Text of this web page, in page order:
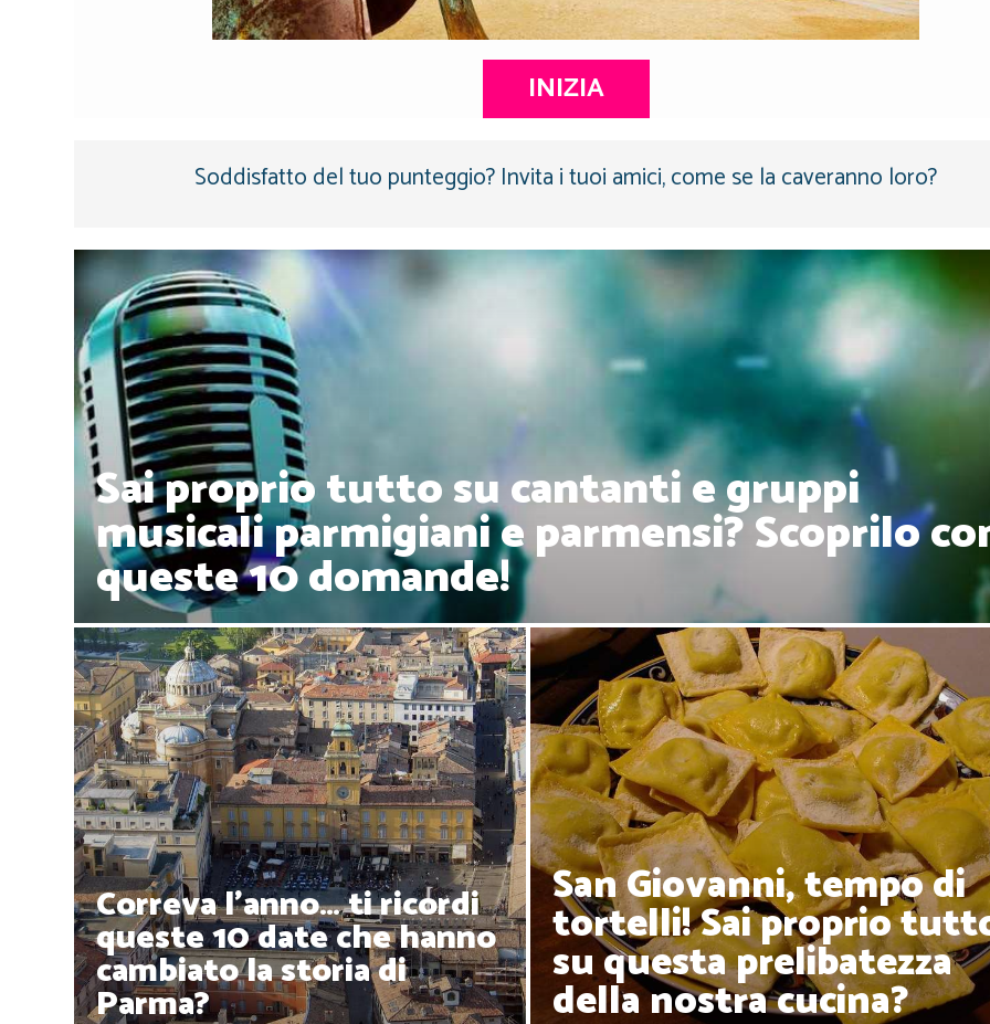
INIZIA
Soddisfatto del tuo punteggio? Invita i tuoi amici, come se la caveranno loro?
Sai proprio tutto su cantanti e gruppi
musicali parmigiani e parmensi? Scoprilo
queste 10 domande!
Correva l'anno… ti ricordi
queste 10 date che hanno
cambiato la storia di
Parma?
San Giovanni, tempo di
tortelli! Sai proprio
su questa prelibatezza
della nostra cucina?